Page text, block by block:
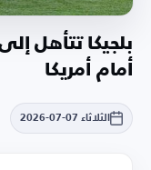
بلجيكا تتأهل
أمام أمريكا
الثلاثاء 07-07-2026